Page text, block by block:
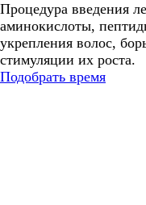
Процедура введения
аминокислоты,
укрепления волос,
стимуляции их роста.
Подобрать время